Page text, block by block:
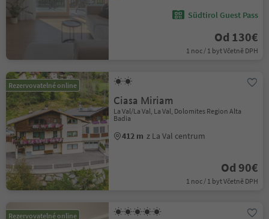
Südtirol Guest Pass
Od 130€
1 noc / 1 byt Včetně DPH
Rezervovatelné online
Ciasa Miriam
La Val/La Val, La Val, Dolomites Region Alta
Badia
412 m z La Val centrum
Od 90€
1 noc / 1 byt Včetně DPH
Rezervovatelné online